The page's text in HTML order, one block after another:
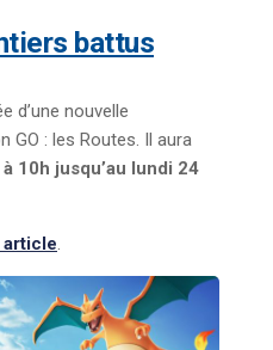
battus
d’une nouvelle
GO : les Routes. Il aura
10h jusqu’au lundi 24
.